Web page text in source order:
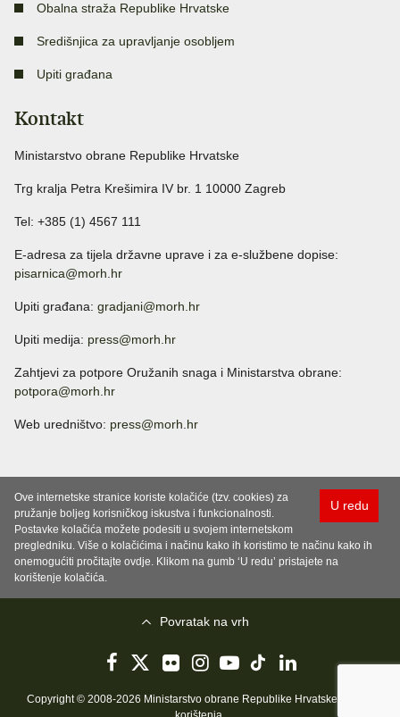
Obalna straža Republike Hrvatske
Središnjica za upravljanje osobljem
Upiti građana
Kontakt
Ministarstvo obrane Republike Hrvatske
Trg kralja Petra Krešimira IV br. 1 10000 Zagreb
Tel: +385 (1) 4567 111
E-adresa za tijela državne uprave i za e-službene dopise:
pisarnica@morh.hr
Upiti građana: gradjani@morh.hr
Upiti medija: press@morh.hr
Zahtjevi za potpore Oružanih snaga i Ministarstva obrane:
potpora@morh.hr
Web uredništvo: press@morh.hr
U redu
Ove internetske stranice koriste kolačiće (tzv. cookies) za
pružanje boljeg korisničkog iskustva i funkcionalnosti.
Postavke kolačića možete podesiti u svojem internetskom
pregledniku. Više o kolačićima i načinu kako ih koristimo te načinu kako ih
onemogućiti pročitajte ovdje. Klikom na gumb ‘U redu’ pristajete na
korištenje kolačića.
Povratak na vrh
Copyright © 2008-2026 Ministarstvo obrane Republike Hrvatske..